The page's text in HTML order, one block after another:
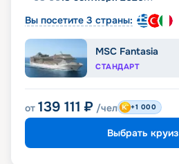
Вы посетите 3 страны:
MSC Fantasia
СТАНДАРТ
от 139 111 ₽ /чел +1 000
Выбрать круиз